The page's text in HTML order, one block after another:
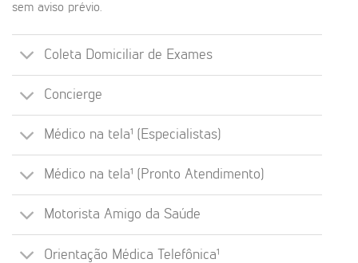
sem aviso prévio.
Coleta Domiciliar de Exames
Concierge
Médico na tela¹ (Especialistas)
Médico na tela¹ (Pronto Atendimento)
Motorista Amigo da Saúde
Orientação Médica Telefônica¹